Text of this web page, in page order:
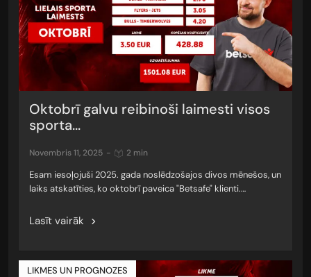
Oktobrī galvu reibinoši laimesti visos
sporta...
novembris 11, 2025 - 2 min
Esam iesoļojuši 2025. gada noslēdzošajos divos mēnešos, un
laiks atskatīties, ko oktobrī paveica "Betsafe" klienti.…
Lasīt vairāk
LIKMES UN PROGNOZES